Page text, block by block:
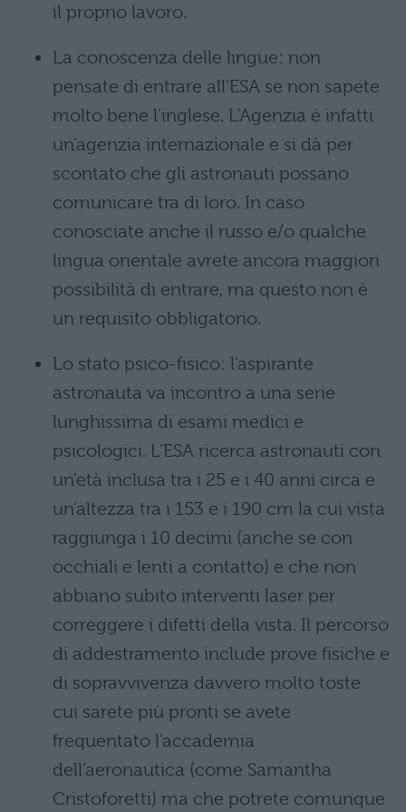
il proprio lavoro.
La conoscenza delle lingue: non
pensate di entrare all’ESA se non sapete
molto bene l’inglese. L’Agenzia è infatti
un’agenzia internazionale e si dà per
scontato che gli astronauti possano
comunicare tra di loro. In caso
conosciate anche il russo e/o qualche
lingua orientale avrete ancora maggiori
possibilità di entrare, ma questo non è
un requisito obbligatorio.
Lo stato psico-fisico: l’aspirante
astronauta va incontro a una serie
lunghissima di esami medici e
psicologici. L’ESA ricerca astronauti con
un’età inclusa tra i 25 e i 40 anni circa e
un’altezza tra i 153 e i 190 cm la cui vista
raggiunga i 10 decimi (anche se con
occhiali e lenti a contatto) e che non
abbiano subito interventi laser per
correggere i difetti della vista. Il percorso
di addestramento include prove fisiche e
di sopravvivenza davvero molto toste
cui sarete più pronti se avete
frequentato l’accademia
dell’aeronautica (come Samantha
Cristoforetti) ma che potrete comunque